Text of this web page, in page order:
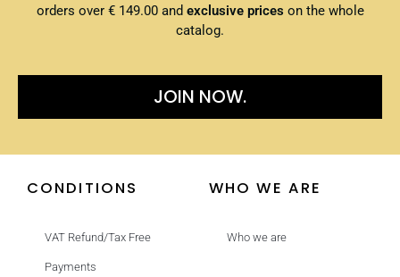
orders over € 149.00 and exclusive prices on the whole
catalog.
JOIN NOW.
CONDITIONS
VAT Refund/Tax Free
Payments
WHO WE ARE
Who we are